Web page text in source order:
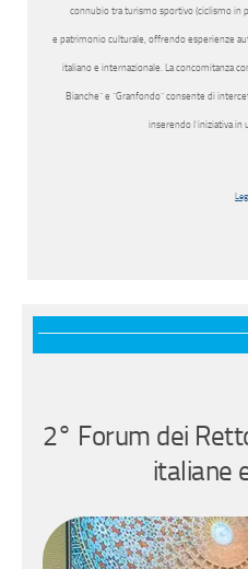
connubio tra turismo sportivo (ciclismo in
e patrimonio culturale, offrendo esperienze
italiano e internazionale. La concomitanza
Bianche” e “Granfondo” consente di
inserendo l’iniziativa
2° Forum dei
italiane